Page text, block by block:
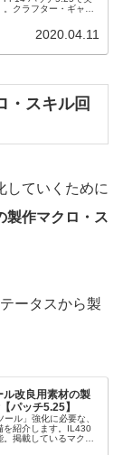
クラフター・ギャザ
2020.04.11
・スキル回
していくために
製作マクロ・ス
ータスから製
ル改良用素材の製
パッチ5.25】
ル」強化に必要な、
を紹介します。IL430
掲載しているマク